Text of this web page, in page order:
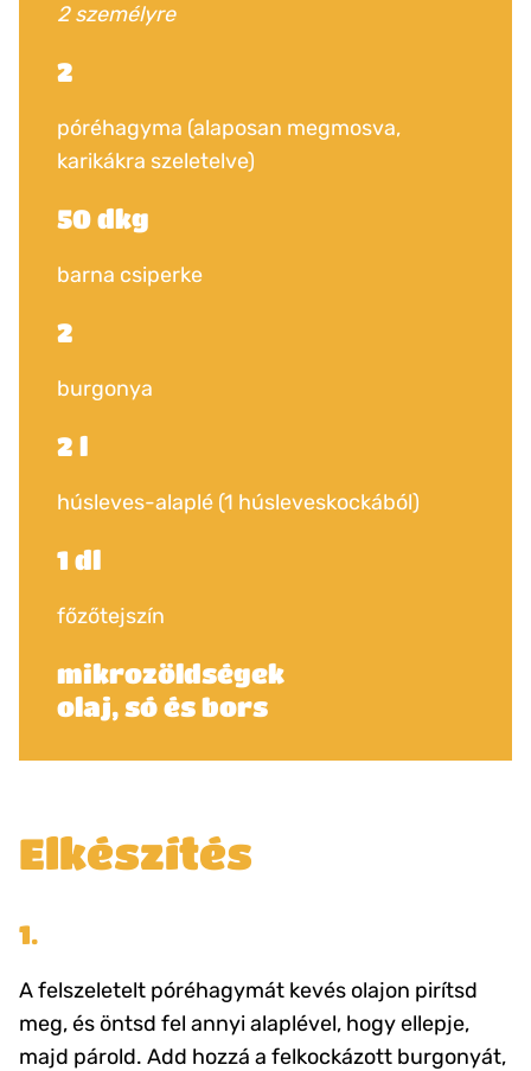
Elkészítés
1.
A felszeletelt póréhagymát kevés olajon pirítsd
meg, és öntsd fel annyi alaplével, hogy ellepje,
majd párold. Add hozzá a felkockázott burgonyát,
2 személyre
2
póréhagyma (alaposan megmosva,
karikákra szeletelve)
50 dkg
barna csiperke
2
burgonya
2 l
húsleves-alaplé (1 húsleveskockából)
1 dl
főzőtejszín
mikrozöldségek
olaj, só és bors